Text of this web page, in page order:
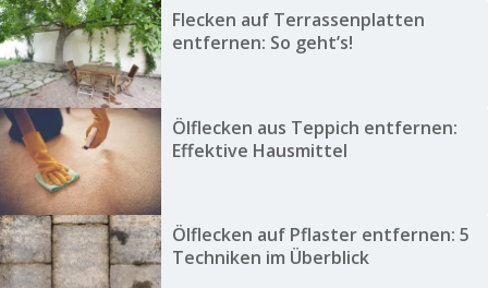
Flecken auf Terrassenplatten
entfernen: So geht’s!
Ölflecken aus Teppich entfernen:
Effektive Hausmittel
Ölflecken auf Pflaster entfernen: 5
Techniken im Überblick